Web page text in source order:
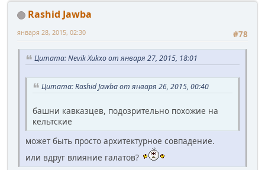
Rashid Jawba
#78
января 28, 2015, 02:30
Цитата: Nevik Xukxo от января 27, 2015, 18:01
Цитата: Rashid Jawba от января 26, 2015, 00:40
башни кавказцев, подозрительно похожие на
кельтские
может быть просто архитектурное совпадение.
или вдруг влияние галатов?